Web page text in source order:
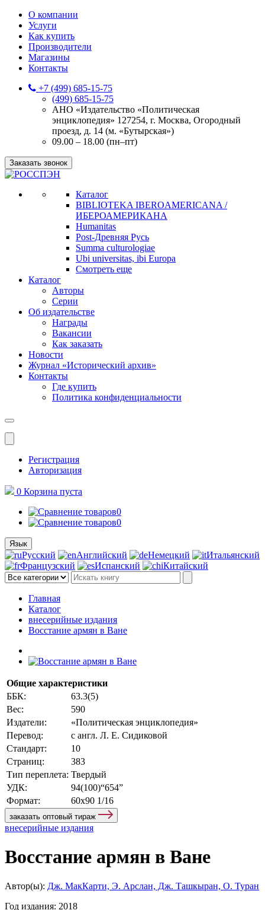
О компании
Услуги
Как купить
Производители
Магазины
Контакты
+7 (499) 685-15-75
(499) 685-15-75
АНО «Издательство «Политическая
энциклопедия» 127254, г. Москва, Огородный
проезд, д. 14 (м. «Бутырская»)
09.00 – 18.00 (пн–пт)
Заказать звонок
Каталог
BIBLIOTEKA IBEROAMERICANA /
ИБЕРОАМЕРИКАНА
Humanitas
Post-Древняя Русь
Summa culturologiae
Ubi universitas, ibi Europa
Смотреть еще
Каталог
Авторы
Серии
Об издательстве
Награды
Вакансии
Как заказать
Новости
Журнал «Исторический архив»‎
Контакты
Где купить
Политика конфиденциальности
Меню
Регистрация
Авторизация
0 Корзина пуста
0
0
Язык
Русский Английский Немецкий
Итальянский
Французский
Испанский Китайский
Главная
Каталог
внесерийные издания
Восстание армян в Ване
Общие характеристики
ББК:
63.3(5)
Вес:
590
Издатели:
«Политическая энциклопедия»
Перевод:
с англ. Л. Е. Сидиковой
Стандарт:
10
Страниц:
383
Тип переплета: Твердый
УДК:
94(100)“654”
Формат:
60х90 1/16
заказать оптовый тираж
внесерийные издания
Восстание армян в Ване
Автор(ы): Дж. МакКарти, Э. Арслан, Дж. Ташкыран, О. Туран
Год издания: 2018